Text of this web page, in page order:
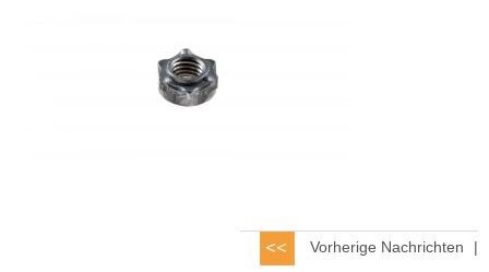
Vorherige Nachrichten |